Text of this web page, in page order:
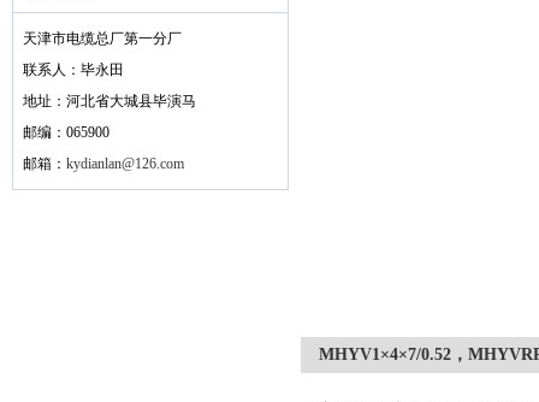
天津市电缆总厂第一分厂
联系人：毕永田
地址：河北省大城县毕演马
邮编：065900
邮箱： kydianlan@126.com
MHYV1×4×7/0.52，